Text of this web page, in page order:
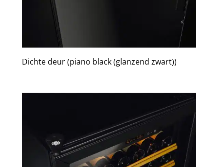
Dichte deur (piano black (glanzend zwart))